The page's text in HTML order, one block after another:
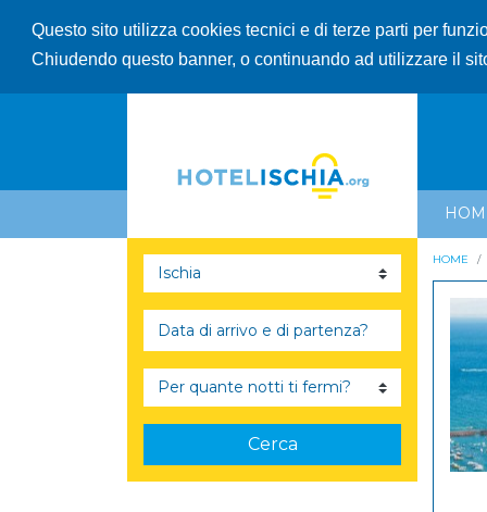
Questo sito utilizza cookies tecnici e di terze parti per
Chiudendo questo banner, o continuando ad utilizzare il
Cerca
HOME